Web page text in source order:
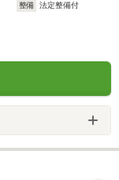
整備
法定整備付